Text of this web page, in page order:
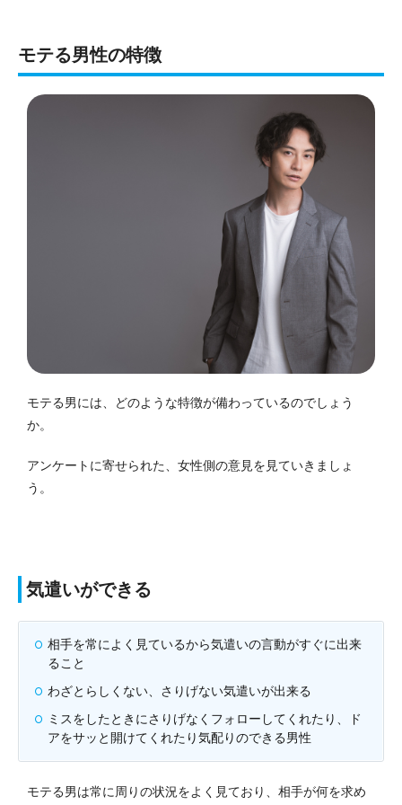
モテる男性の特徴
モテる男には、どのような特徴が備わっているのでしょう
か。
アンケートに寄せられた、女性側の意見を見ていきましょ
う。
気遣いができる
相手を常によく見ているから気遣いの言動がすぐに出来
ること
わざとらしくない、さりげない気遣いが出来る
ミスをしたときにさりげなくフォローしてくれたり、ド
アをサッと開けてくれたり気配りのできる男性
モテる男は常に周りの状況をよく見ており、相手が何を求め